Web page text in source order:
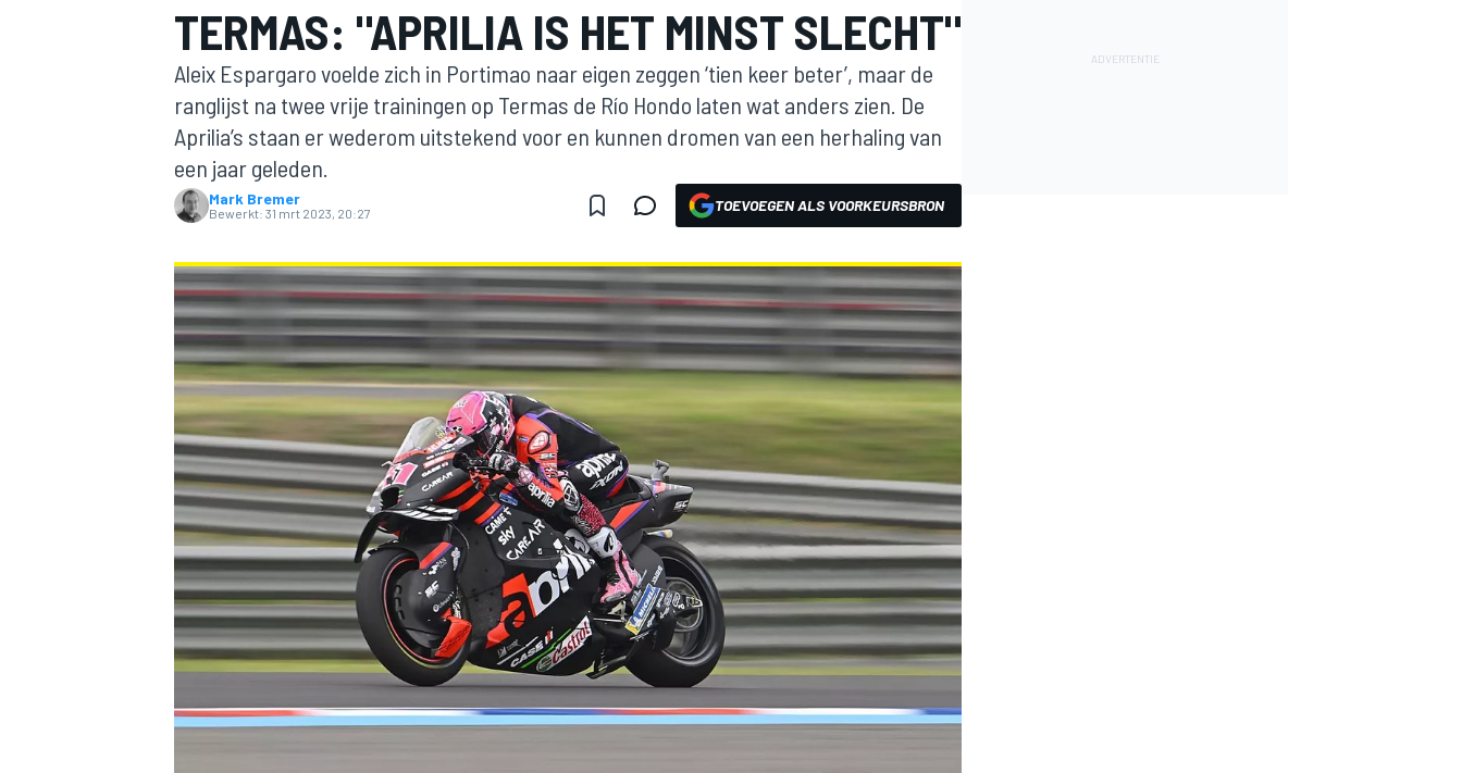
INDYCAR
TERMAS: "APRILIA IS HET MINST SLECHT"
Aleix Espargaro voelde zich in Portimao naar eigen zeggen ‘tien keer beter’, maar de
ranglijst na twee vrije trainingen op Termas de Río Hondo laten wat anders zien. De
Aprilia’s staan er wederom uitstekend voor en kunnen dromen van een herhaling van
een jaar geleden.
Mark Bremer
Bewerkt: 31 mrt 2023, 20:27 TOEVOEGEN ALS VOORKEURSBRON